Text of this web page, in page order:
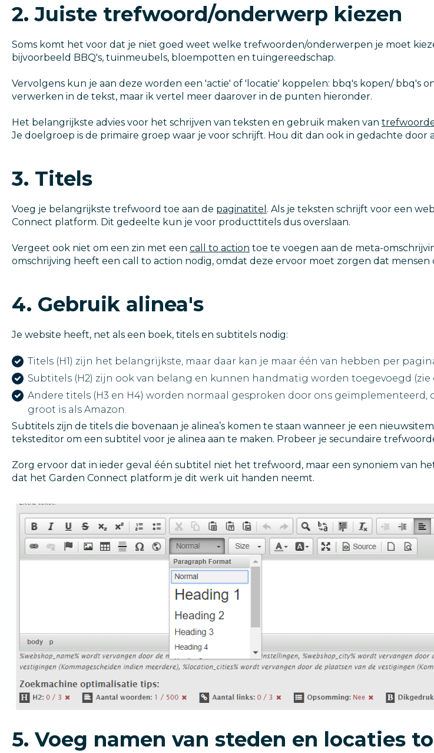
2. Juiste trefwoord/onderwerp kiezen
Soms komt het voor dat je niet goed weet welke trefwoorden/onderwerpen je moet
bijvoorbeeld BBQ's, tuinmeubels, bloempotten en tuingereedschap.
Vervolgens kun je aan deze worden een 'actie' of 'locatie' koppelen: bbq's kopen/ bbq's
verwerken in de tekst, maar ik vertel meer daarover in de punten hieronder.
Het belangrijkste advies voor het schrijven van teksten en gebruik maken van
Je doelgroep is de primaire groep waar je voor schrijft. Hou dit dan ook in gedachte
3. Titels
Voeg je belangrijkste trefwoord toe aan de paginatitel . Als je teksten schrijft voor een
Connect platform. Dit gedeelte kun je voor producttitels dus overslaan.
Vergeet ook niet om een zin met een call to action toe te voegen aan de meta-
omschrijving heeft een call to action nodig, omdat deze ervoor moet zorgen dat mensen
4. Gebruik alinea's
Je website heeft, net als een boek, titels en subtitels nodig:
Titels (H1) zijn het belangrijkste, maar daar kan je maar één van hebben per
Subtitels (H2) zijn ook van belang en kunnen handmatig worden toegevoegd (zie
Andere titels (H3 en H4) worden normaal gesproken door ons geïmplementeerd,
groot is als Amazon.
Subtitels zijn de titels die bovenaan je alinea’s komen te staan wanneer je een
teksteditor om een subtitel voor je alinea aan te maken. Probeer je secundaire
Zorg ervoor dat in ieder geval één subtitel niet het trefwoord, maar een synoniem van
dat het Garden Connect platform je dit werk uit handen neemt.
5. Voeg namen van steden en locaties